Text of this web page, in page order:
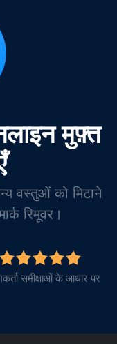
मुफ़्त
वस्तुओं को मिटाने
रिमूवर।
समीक्षाओं के आधार पर